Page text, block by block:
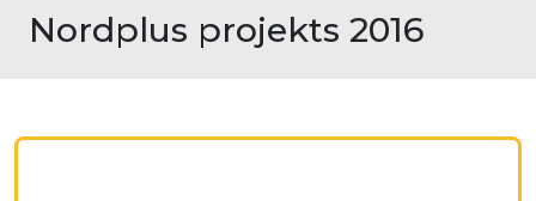
Nordplus projekts 2016